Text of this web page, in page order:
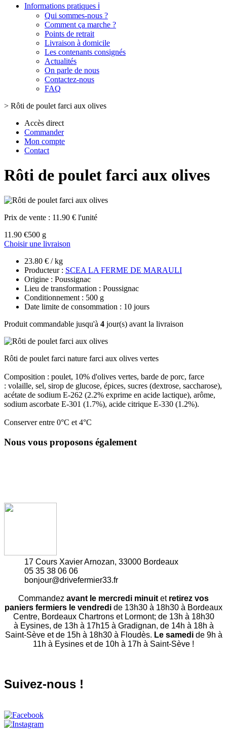
Informations pratiques ℹ️
Qui sommes-nous ?
Comment ça marche ?
Points de retrait
Livraison à domicile
Les contenants consignés
Actualités
On parle de nous
Contactez-nous
FAQ
> Rôti de poulet farci aux olives
Accès direct
Commander
Mon compte
Contact
Rôti de poulet farci aux olives
Prix de vente : 11.90 € l'unité
11.90 €500 g
Choisir une livraison
23.80 € / kg
Producteur : SCEA LA FERME DE MARAULI
Origine : Poussignac
Lieu de transformation : Poussignac
Conditionnement : 500 g
Date limite de consommation : 10 jours
Produit commandable jusqu'à 4 jour(s) avant la livraison
Rôti de poulet farci nature farci aux olives vertes
Composition : poulet, 10% d'olives vertes, barde de porc, farce
: volaille, sel, sirop de glucose, épices, sucres (dextrose, saccharose),
acétate de sodium E-262 (2.2% exprime en acide lactique), arôme,
sodium ascorbate E-301 (1.7%), acide citrique E-330 (1.2%).
Conserver entre 0°C et 4°C
Nous vous proposons également
17 Cours Xavier Arnozan, 33000 Bordeaux
05 35 38 06 06
bonjour@drivefermier33.fr
Commandez avant le mercredi minuit et retirez vos
paniers fermiers le vendredi de 13h30 à 18h30 à Bordeaux
Centre, Bordeaux Chartrons et Lormont; de 13h à 18h30
à Eysines, de 13h à 17h15 à Gradignan, de 14h à 18h à
Saint-Sève et de 15h à 18h30 à Floudès. Le samedi de 9h à
11h à Eysines et de 10h à 17h à Saint-Sève !
Suivez-nous !